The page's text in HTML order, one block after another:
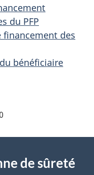
du PFP
financement des
bénéficiaire
de sûreté